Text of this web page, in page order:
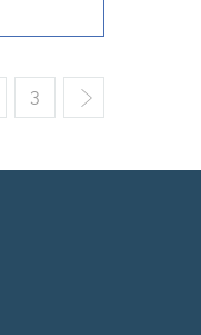
3